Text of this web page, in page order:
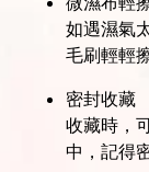
如遇濕氣
毛刷輕輕
密封收藏
收藏時，
中，記得